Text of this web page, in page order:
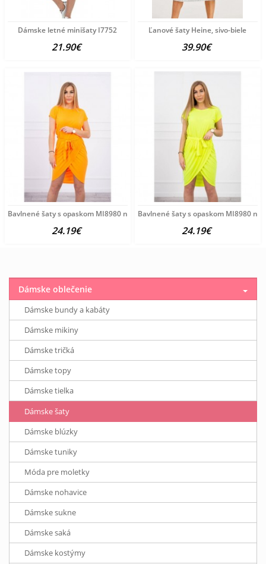
Dámske letné minišaty I7752
21.90€
Ľanové šaty Heine, sivo-biele
39.90€
Bavlnené šaty s opaskom MI8980 neónovo oranžové Univerzálna
24.19€
Bavlnené šaty s opaskom MI8980
24.19€
Dámske oblečenie
Dámske bundy a kabáty
Dámske mikiny
Dámske tričká
Dámske topy
Dámske tielka
Dámske šaty
Dámske blúzky
Dámske tuniky
Móda pre moletky
Dámske nohavice
Dámske sukne
Dámske saká
Dámske kostýmy